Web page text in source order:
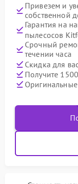
Привезем и
собственной
Гарантия на
пылесосов
Срочный
течении часа
Скидка для
Получите